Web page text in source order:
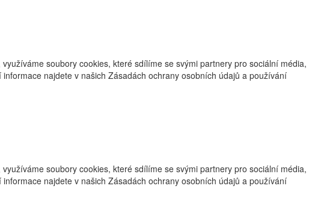
soubory cookies, které sdílíme se svými partnery pro sociální média,
najdete v našich Zásadách ochrany osobních údajů a používání
soubory cookies, které sdílíme se svými partnery pro sociální média,
najdete v našich Zásadách ochrany osobních údajů a používání